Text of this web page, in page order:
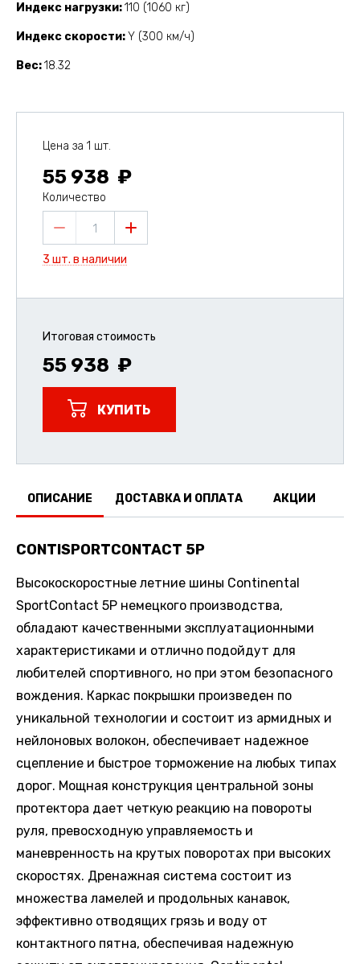
Индекс нагрузки 110 (1060 кг)
Индекс скорости Y (300 км/ч)
Вес 18.32
Цена за 1 шт.
55 938
Количество
1
3 шт. в наличии
Итоговая стоимость
55 938
КУПИТЬ
ОПИСАНИЕ ДОСТАВКА И ОПЛАТА АКЦИИ
CONTISPORTCONTACT 5P
Высокоскоростные летние шины Continental
SportContact 5P немецкого производства,
обладают качественными эксплуатационными
характеристиками и отлично подойдут для
любителей спортивного, но при этом безопасного
вождения. Каркас покрышки произведен по
уникальной технологии и состоит из армидных и
нейлоновых волокон, обеспечивает надежное
сцепление и быстрое торможение на любых типах
дорог. Мощная конструкция центральной зоны
протектора дает четкую реакцию на повороты
руля, превосходную управляемость и
маневренность на крутых поворотах при высоких
скоростях. Дренажная система состоит из
множества ламелей и продольных канавок,
эффективно отводящих грязь и воду от
контактного пятна, обеспечивая надежную